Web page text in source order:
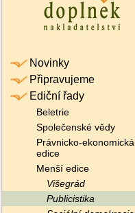
Novinky
Připravujeme
Ediční řady
Beletrie
Společenské vědy
Právnicko-ekonomická
edice
Menší edice
Višegrád
Publicistika